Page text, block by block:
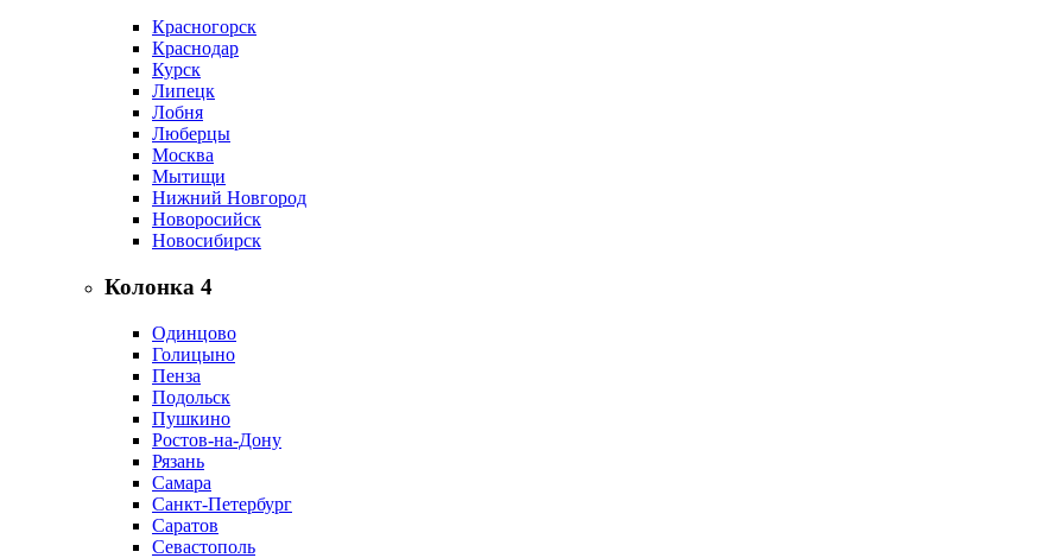
Красногорск
Краснодар
Курск
Липецк
Лобня
Люберцы
Москва
Мытищи
Нижний Новгород
Новоросийск
Новосибирск
Колонка 4
Одинцово
Голицыно
Пенза
Подольск
Пушкино
Ростов-на-Дону
Рязань
Самара
Санкт-Петербург
Саратов
Севастополь